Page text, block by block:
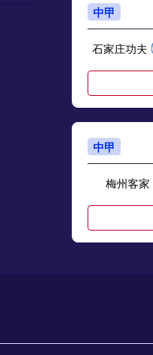
中甲
石家庄功夫
中甲
梅州客家